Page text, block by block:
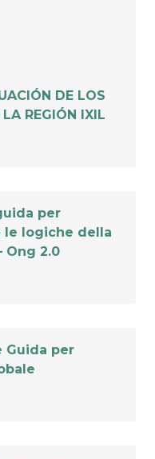
DE LOS
REGIÓN IXIL
per
le logiche della
Ong 2.0
Guida per